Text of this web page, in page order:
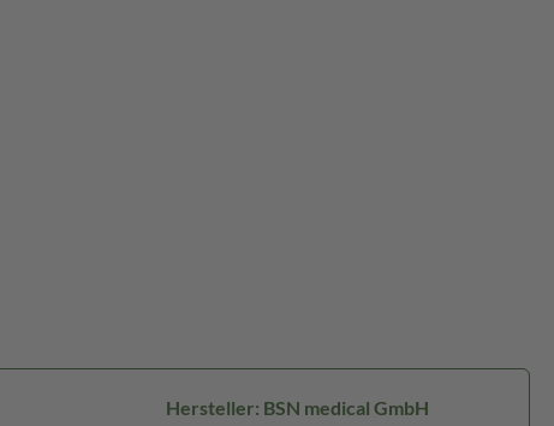
Hersteller: BSN medical GmbH